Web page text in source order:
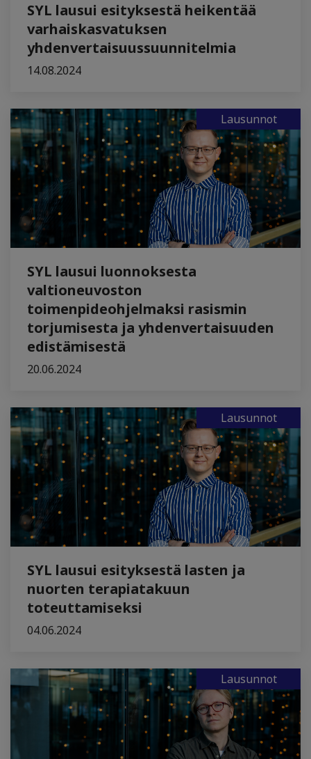
SYL lausui esityksestä heikentää
varhaiskasvatuksen
yhdenvertaisuussuunnitelmia
14.08.2024
Lausunnot
SYL lausui luonnoksesta
valtioneuvoston
toimenpideohjelmaksi rasismin
torjumisesta ja yhdenvertaisuuden
edistämisestä
20.06.2024
Lausunnot
SYL lausui esityksestä lasten ja
nuorten terapiatakuun
toteuttamiseksi
04.06.2024
Lausunnot